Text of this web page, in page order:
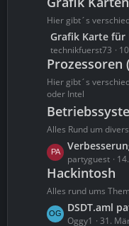
ä
g
e
t
z
e
B
i
r
ä
g
e
Hier gibt´s
L
e
t
z
t
e
e
i
t
r
ä
g
e
Grafik Karte für
technikfuerst73
Prozessoren
Hier gibt´s
oder Intel
Alles Rund um
L
e
t
z
e
partyguest
Hackintosh
Alles rund ums
L
e
DSDT.aml
Oggy1 31.